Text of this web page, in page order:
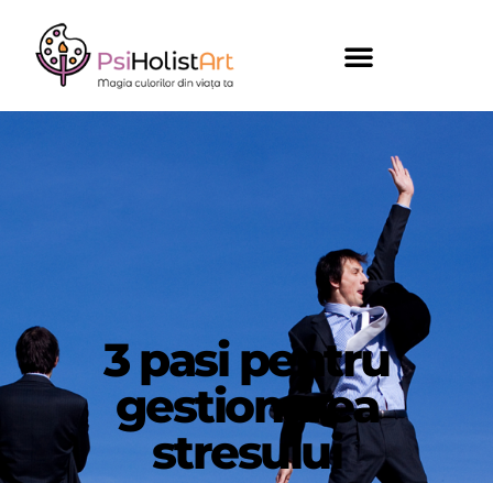
3 pasi pentru
gestionarea
stresului